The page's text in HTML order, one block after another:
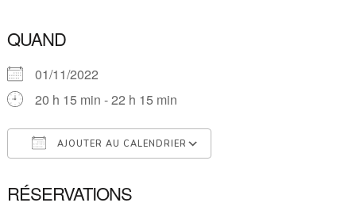
QUAND
01/11/2022
20 h 15 min - 22 h 15 min
AJOUTER AU CALENDRIER
RÉSERVATIONS